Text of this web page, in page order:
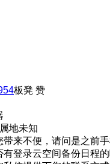
板凳 赞
属地未知
带来不便，请问是之前
有登录云空间备份日程